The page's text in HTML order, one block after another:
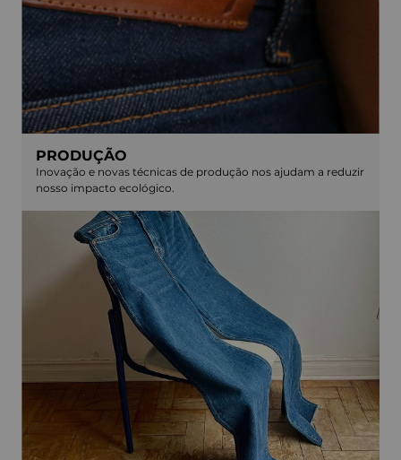
PRODUÇÃO
Inovação e novas técnicas de produção nos ajudam a reduzir
nosso impacto ecológico.